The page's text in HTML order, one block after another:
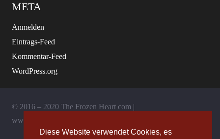
Diese Website verwendet Cookies, es
META
Anmelden
Eintrags-Feed
Kommentar-Feed
WordPress.org
© 2016 – 2020 The Frozen Heart com |
www.thefrozenheart.com